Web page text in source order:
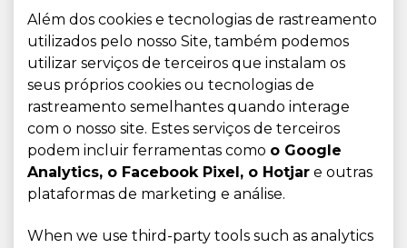
Além dos cookies e tecnologias de rastreamento
utilizados pelo nosso Site, também podemos
utilizar serviços de terceiros que instalam os
seus próprios cookies ou tecnologias de
rastreamento semelhantes quando interage
com o nosso site. Estes serviços de terceiros
podem incluir ferramentas como o Google
Analytics, o Facebook Pixel, o Hotjar e outras
plataformas de marketing e análise.
When we use third-party tools such as analytics